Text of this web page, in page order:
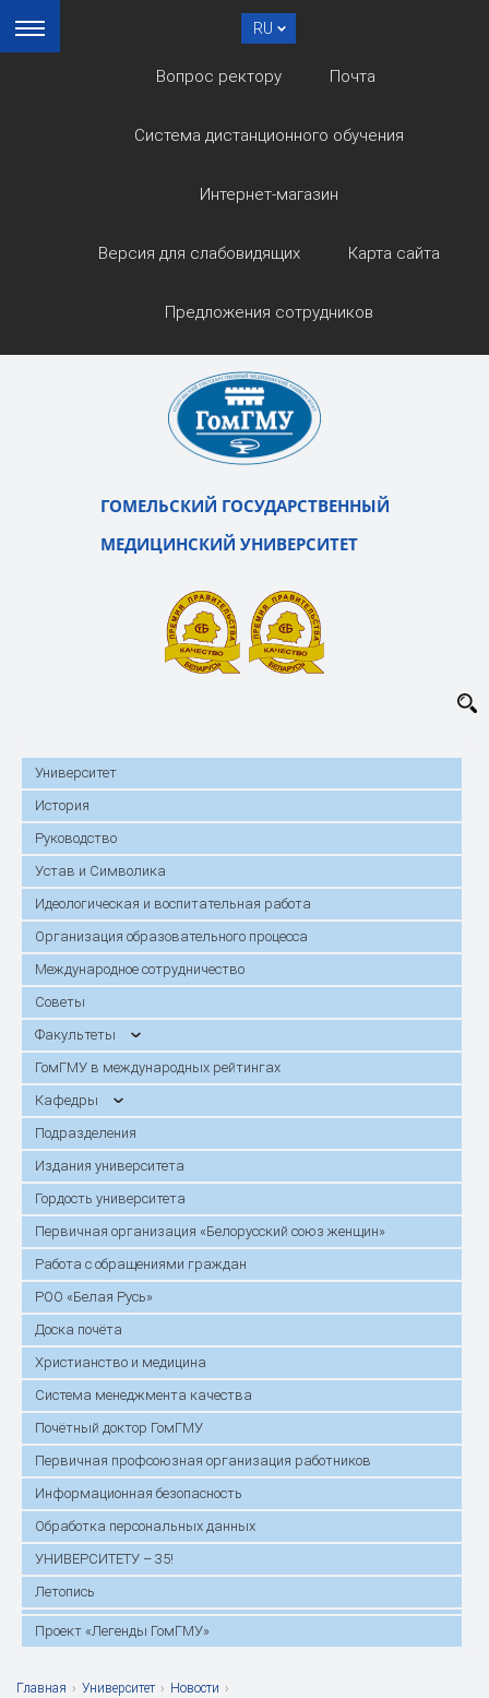
RU
Вопрос ректору Почта
Система дистанционного обучения
Интернет-магазин
Версия для слабовидящих Карта сайта
Предложения сотрудников
ГОМЕЛЬСКИЙ ГОСУДАРСТВЕННЫЙ
МЕДИЦИНСКИЙ УНИВЕРСИТЕТ
Университет
История
Руководство
Устав и Символика
Идеологическая и воспитательная работа
Организация образовательного процесса
Международное сотрудничество
Советы
Факультеты
ГомГМУ в международных рейтингах
Кафедры
Подразделения
Издания университета
Гордость университета
Первичная организация «Белорусский союз женщин»
Работа с обращениями граждан
РОО «Белая Русь»
Доска почёта
Христианство и медицина
Система менеджмента качества
Почётный доктор ГомГМУ
Первичная профсоюзная организация работников
Информационная безопасность
Обработка персональных данных
УНИВЕРСИТЕТУ – 35!
Летопись
Проект «Легенды ГомГМУ»
Главная › Университет › Новости ›